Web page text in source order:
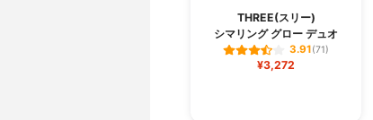
THREE(スリー)
シマリング グロー デュオ
3.91(71)
¥3,272